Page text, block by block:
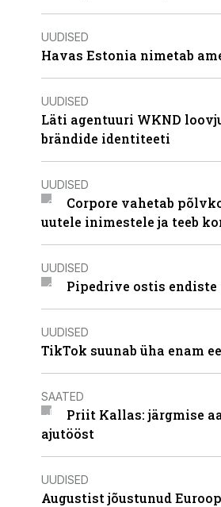
UUDISED
Havas Estonia nimetab
UUDISED
Läti agentuuri WKND
brändide identiteeti
UUDISED
Corpore vahetab
uutele inimestele ja teeb
UUDISED
Pipedrive ostis
UUDISED
TikTok suunab üha enam
SAATED
Priit Kallas: järgmise
ajutööst
UUDISED
Augustist jõustunud